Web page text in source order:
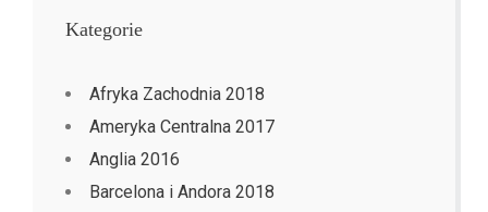
Kategorie
Afryka Zachodnia 2018
Ameryka Centralna 2017
Anglia 2016
Barcelona i Andora 2018